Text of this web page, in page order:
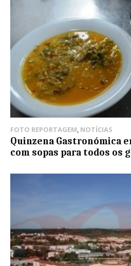
FOTO REPORTAGEM, NOTÍCIAS
Quinzena Gastronómica
com sopas para todos os